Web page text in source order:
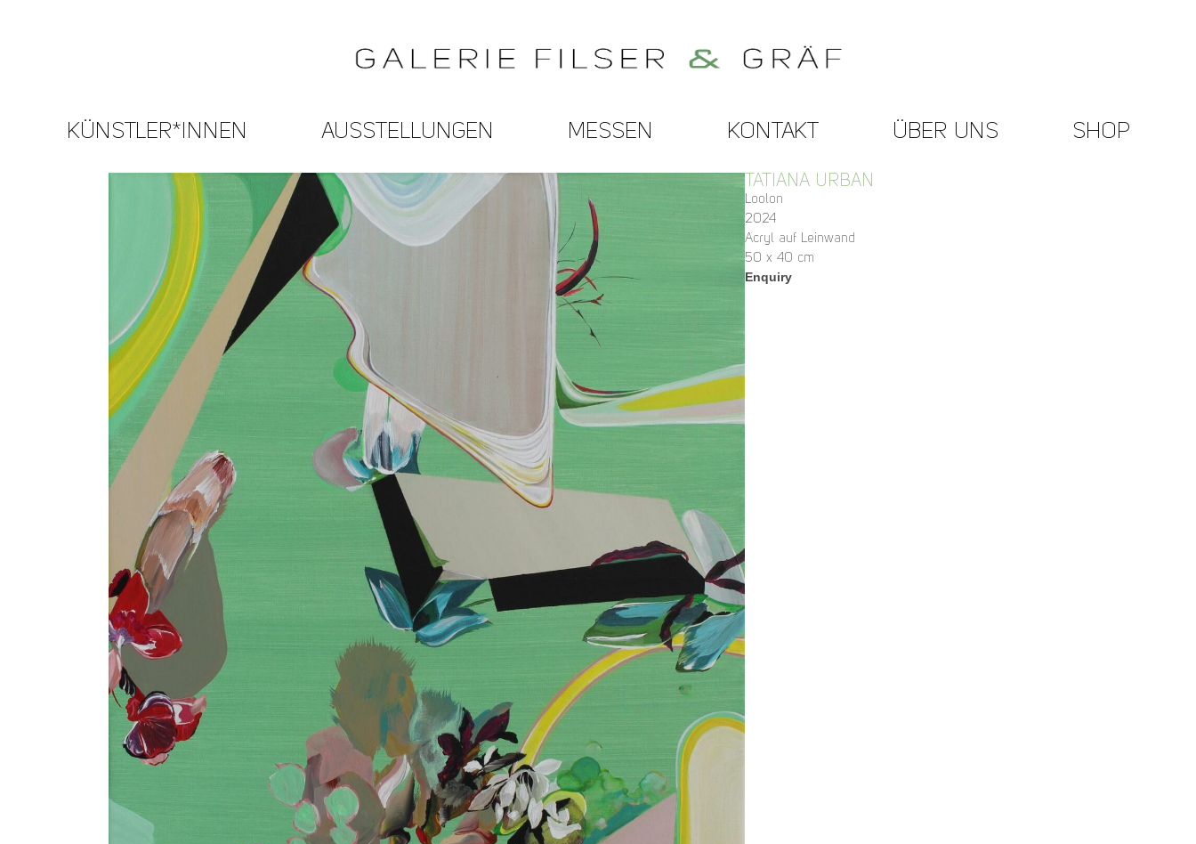
KÜNSTLER*INNEN AUSSTELLUNGEN MESSEN KONTAKT ÜBER UNS SHOP
TATIANA URBAN
Loolon
2024
Acryl auf Leinwand
50 x 40 cm
Enquiry